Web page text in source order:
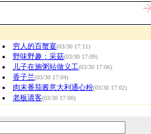
穷人的百蟹宴(03/30 17:11)
野味野趣：采菇(03/30 17:09)
儿子在施粥站做义工(03/30 17:06)
香子兰(03/30 17:04)
肉末番茄酱意大利通心粉(03/30 17:02)
老板请客(03/30 17:00)